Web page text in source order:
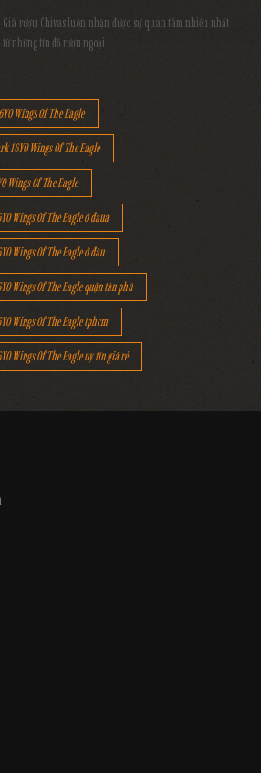
Giá rượu Chivas luôn nhận được sự quan tâm nhiều nhất
từ những tín đồ rượu ngoại
Wings Of The Eagle
16YO Wings Of The Eagle
Wings Of The Eagle
Wings Of The Eagle ở đaua
Wings Of The Eagle ở đâu
Wings Of The Eagle quận tân phú
Wings Of The Eagle tphcm
Wings Of The Eagle uy tín giá rẻ